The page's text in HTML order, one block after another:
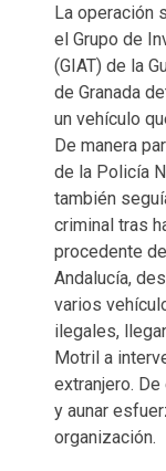
La operación
el Grupo de
(GIAT) de la
de Granada
un vehículo
De manera
de la Policía
también
criminal tras
procedente
Andalucía,
varios
ilegales,
Motril a
extranjero.
y aunar
organización.